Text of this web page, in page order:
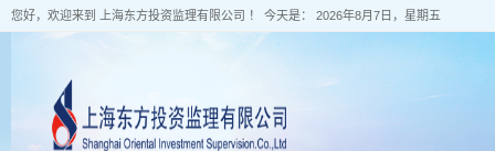
您好，欢迎来到 上海东方投资监理有限公司 ！ 今天是： 2026年8月7日，星期五